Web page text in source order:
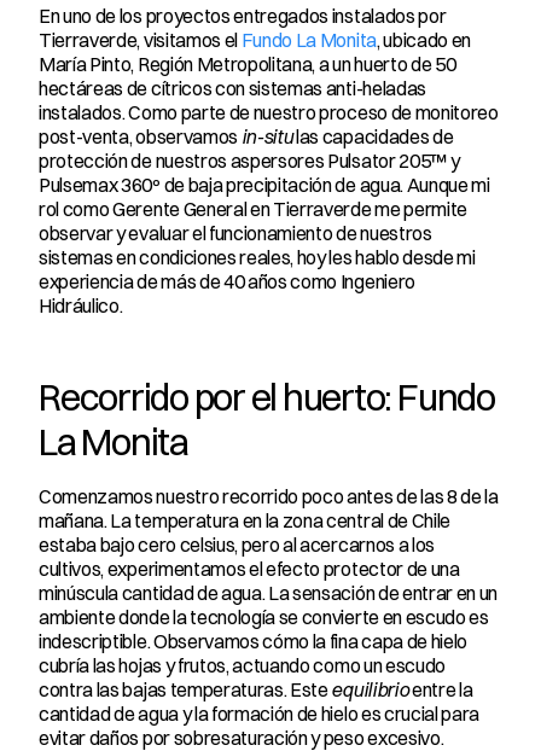
En uno de los proyectos entregados instalados por
Tierraverde, visitamos el Fundo La Monita, ubicado en
María Pinto, Región Metropolitana, a un huerto de 50
hectáreas de cítricos con sistemas anti-heladas
instalados. Como parte de nuestro proceso de monitoreo
post-venta, observamos in-situ las capacidades de
protección de nuestros aspersores Pulsator 205™ y
Pulsemax 360º de baja precipitación de agua. Aunque mi
rol como Gerente General en Tierraverde me permite
observar y evaluar el funcionamiento de nuestros
sistemas en condiciones reales, hoy les hablo desde mi
experiencia de más de 40 años como Ingeniero
Hidráulico.
Recorrido por el huerto: Fundo
La Monita
Comenzamos nuestro recorrido poco antes de las 8 de la
mañana. La temperatura en la zona central de Chile
estaba bajo cero celsius, pero al acercarnos a los
cultivos, experimentamos el efecto protector de una
minúscula cantidad de agua. La sensación de entrar en un
ambiente donde la tecnología se convierte en escudo es
indescriptible. Observamos cómo la fina capa de hielo
cubría las hojas y frutos, actuando como un escudo
contra las bajas temperaturas. Este equilibrio entre la
cantidad de agua y la formación de hielo es crucial para
evitar daños por sobresaturación y peso excesivo.